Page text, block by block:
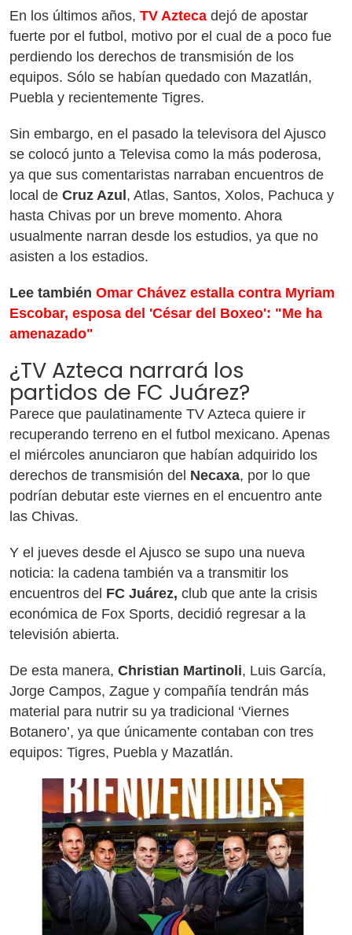
En los últimos años, TV Azteca dejó de apostar
fuerte por el futbol, motivo por el cual de a poco fue
perdiendo los derechos de transmisión de los
equipos. Sólo se habían quedado con Mazatlán,
Puebla y recientemente Tigres.
Sin embargo, en el pasado la televisora del Ajusco
se colocó junto a Televisa como la más poderosa,
ya que sus comentaristas narraban encuentros de
local de Cruz Azul , Atlas, Santos, Xolos, Pachuca y
hasta Chivas por un breve momento. Ahora
usualmente narran desde los estudios, ya que no
asisten a los estadios.
Lee también Omar Chávez estalla contra Myriam
Escobar, esposa del 'César del Boxeo': "Me ha
amenazado"
¿TV Azteca narrará los
partidos de FC Juárez?
Parece que paulatinamente TV Azteca quiere ir
recuperando terreno en el futbol mexicano. Apenas
el miércoles anunciaron que habían adquirido los
derechos de transmisión del Necaxa, por lo que
podrían debutar este viernes en el encuentro ante
las Chivas.
Y el jueves desde el Ajusco se supo una nueva
noticia: la cadena también va a transmitir los
encuentros del FC Juárez, club que ante la crisis
económica de Fox Sports, decidió regresar a la
televisión abierta.
De esta manera, Christian Martinoli, Luis García,
Jorge Campos, Zague y compañía tendrán más
material para nutrir su ya tradicional ‘Viernes
Botanero’, ya que únicamente contaban con tres
equipos: Tigres, Puebla y Mazatlán.